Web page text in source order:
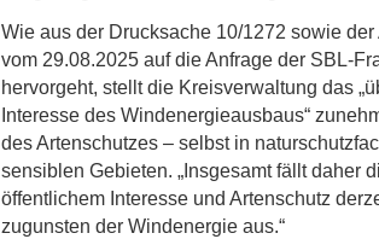
Wie aus der Drucksache 10/1272 sowie
vom 29.08.2025 auf die Anfrage der SBL-
hervorgeht, stellt die Kreisverwaltung das
Interesse des Windenergieausbaus“
des Artenschutzes – selbst in
sensiblen Gebieten. „Insgesamt fällt daher
öffentlichem Interesse und Artenschutz
zugunsten der Windenergie aus.“